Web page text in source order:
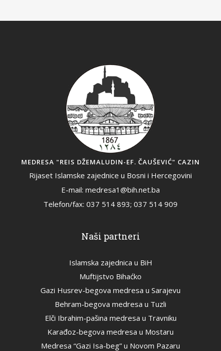
MEDRESA "REIS DŽEMALUDIN-EF. ČAUŠEVIĆ" CAZIN
Rijaset Islamske zajednice u Bosni i Hercegovini
E-mail: medresa1@bih.net.ba
Telefon/fax: 037 514 893; 037 514 909
Naši partneri
Islamska zajednica u BiH
Muftijstvo Bihaćko
Gazi Husrev-begova medresa u Sarajevu
Behram-begova medresa u Tuzli
Elči Ibrahim-pašina medresa u Travniku
Karađoz-begova medresa u Mostaru
Medresa “Gazi Isa-beg” u Novom Pazaru